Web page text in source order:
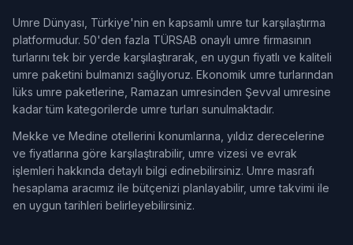
Umre Dünyası, Türkiye'nin en kapsamlı umre tur karşılaştırma
platformudur. 50'den fazla TÜRSAB onaylı umre firmasının
turlarını tek bir yerde karşılaştırarak, en uygun fiyatlı ve kaliteli
umre paketini bulmanızı sağlıyoruz. Ekonomik umre turlarından
lüks umre paketlerine, Ramazan umresinden Şevval umresine
kadar tüm kategorilerde umre turları sunulmaktadır.
Mekke ve Medine otellerini konumlarına, yıldız derecelerine
ve fiyatlarına göre karşılaştırabilir, umre vizesi ve evrak
işlemleri hakkında detaylı bilgi edinebilirsiniz. Umre masrafı
hesaplama aracımız ile bütçenizi planlayabilir, umre takvimi ile
en uygun tarihleri belirleyebilirsiniz.